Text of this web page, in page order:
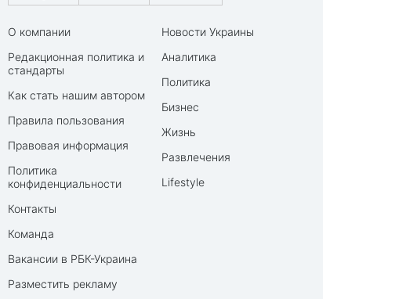
О компании
Редакционная политика и
стандарты
Как стать нашим автором
Правила пользования
Правовая информация
Политика
конфиденциальности
Контакты
Команда
Вакансии в РБК-Украина
Разместить рекламу
Новости Украины
Аналитика
Политика
Бизнес
Жизнь
Развлечения
Lifestyle